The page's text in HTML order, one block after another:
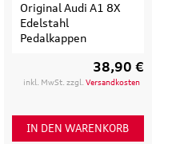
Original Audi A1 8X
Edelstahl
Pedalkappen
38,90 €
inkl. MwSt. zzgl. Versandkosten
IN DEN WARENKORB